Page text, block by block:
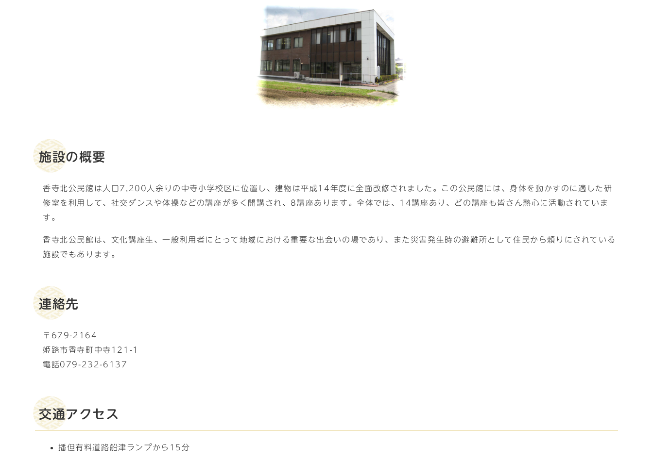
施設の概要
香寺北公民館は人口7,200人余りの中寺小学校区に位置し、建物は平成14年度に全面改修されました。この公民館には、身体を動かすのに適した研
修室を利用して、社交ダンスや体操などの講座が多く開講され、8講座あります。全体では、14講座あり、どの講座も皆さん熱心に活動されていま
す。
香寺北公民館は、文化講座生、一般利用者にとって地域における重要な出会いの場であり、また災害発生時の避難所として住民から頼りにされている
施設でもあります。
連絡先
〒679-2164
姫路市香寺町中寺121-1
電話079-232-6137
交通アクセス
播但有料道路船津ランプから15分